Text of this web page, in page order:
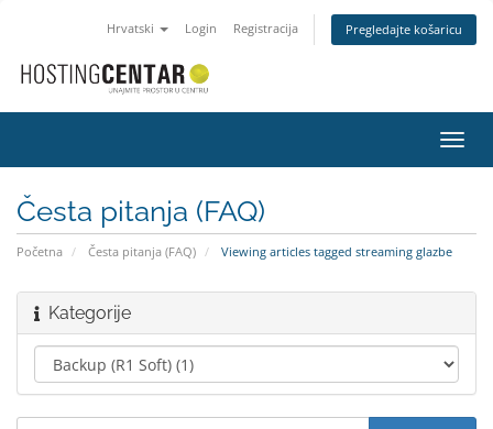
Hrvatski Login Registracija Pregledajte košaricu
Česta pitanja (FAQ)
Početna Česta pitanja (FAQ) Viewing articles tagged streaming glazbe
Kategorije